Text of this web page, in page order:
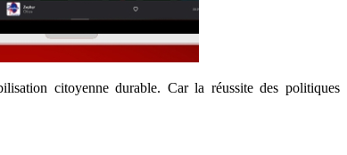
citoyenne durable. Car la réussite des politiques